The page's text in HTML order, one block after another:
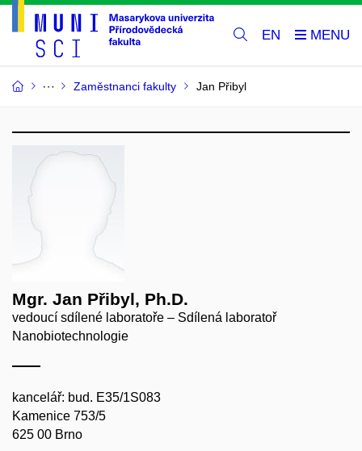
EN
Zaměstnanci fakulty Jan Přibyl
Mgr. Jan Přibyl, Ph.D.
vedoucí sdílené laboratoře – Sdílená laboratoř
Nanobiotechnologie
kancelář: bud. E35/1S083
Kamenice 753/5
625 00 Brno